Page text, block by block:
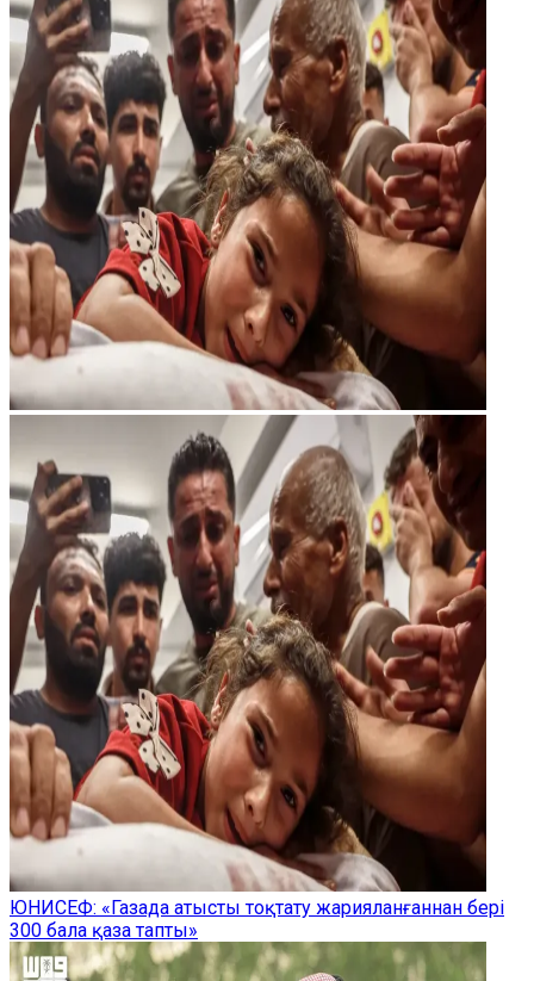
ЮНИСЕФ: «Газада атысты тоқтату жарияланғаннан бері
300 бала қаза тапты»